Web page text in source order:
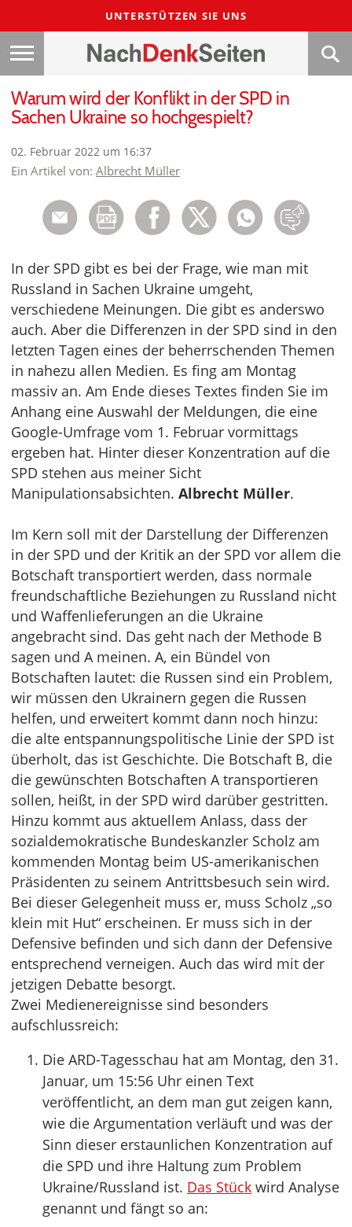
UNTERSTÜTZEN SIE UNS
Warum wird der Konflikt in der SPD in
Sachen Ukraine so hochgespielt?
02. Februar 2022 um 16:37
Ein Artikel von: Albrecht Müller
In der SPD gibt es bei der Frage, wie man mit
Russland in Sachen Ukraine umgeht,
verschiedene Meinungen. Die gibt es anderswo
auch. Aber die Differenzen in der SPD sind in den
letzten Tagen eines der beherrschenden Themen
in nahezu allen Medien. Es fing am Montag
massiv an. Am Ende dieses Textes finden Sie im
Anhang eine Auswahl der Meldungen, die eine
Google-Umfrage vom 1. Februar vormittags
ergeben hat. Hinter dieser Konzentration auf die
SPD stehen aus meiner Sicht
Manipulationsabsichten. Albrecht Müller.
Im Kern soll mit der Darstellung der Differenzen
in der SPD und der Kritik an der SPD vor allem die
Botschaft transportiert werden, dass normale
freundschaftliche Beziehungen zu Russland nicht
und Waffenlieferungen an die Ukraine
angebracht sind. Das geht nach der Methode B
sagen und A meinen. A, ein Bündel von
Botschaften lautet: die Russen sind ein Problem,
wir müssen den Ukrainern gegen die Russen
helfen, und erweitert kommt dann noch hinzu:
die alte entspannungspolitische Linie der SPD ist
überholt, das ist Geschichte. Die Botschaft B, die
die gewünschten Botschaften A transportieren
sollen, heißt, in der SPD wird darüber gestritten.
Hinzu kommt aus aktuellem Anlass, dass der
sozialdemokratische Bundeskanzler Scholz am
kommenden Montag beim US-amerikanischen
Präsidenten zu seinem Antrittsbesuch sein wird.
Bei dieser Gelegenheit muss er, muss Scholz „so
klein mit Hut“ erscheinen. Er muss sich in der
Defensive befinden und sich dann der Defensive
entsprechend verneigen. Auch das wird mit der
jetzigen Debatte besorgt.
Zwei Medienereignisse sind besonders
aufschlussreich:
Die ARD-Tagesschau hat am Montag, den 31.
Januar, um 15:56 Uhr einen Text
veröffentlicht, an dem man gut zeigen kann,
wie die Argumentation verläuft und was der
Sinn dieser erstaunlichen Konzentration auf
die SPD und ihre Haltung zum Problem
Ukraine/Russland ist. Das Stück wird Analyse
genannt und fängt so an: